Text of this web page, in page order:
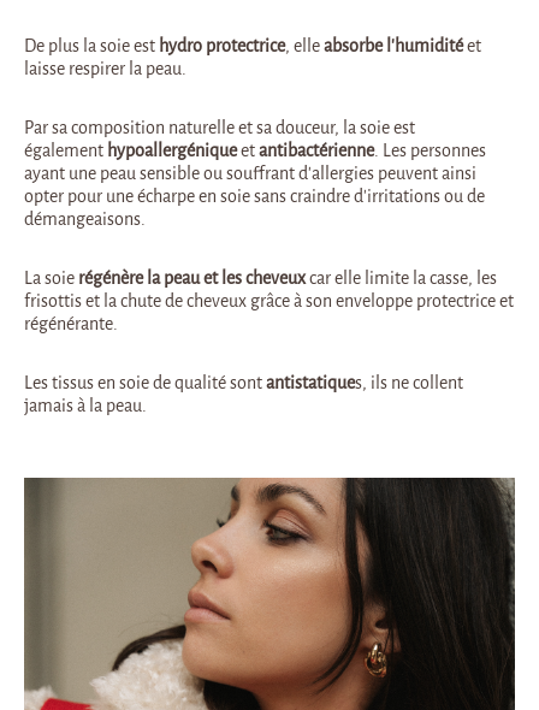
De plus la soie est hydro protectrice, elleabsorbe l’humiditéet
laisse respirer la peau.
Par sa composition naturelle et sa douceur, la soie est
également hypoallergéniqueetantibactérienne. Les personnes
ayant une peau sensible ou souffrant d’allergies peuvent ainsi
opter pour une écharpe en soie sans craindre d’irritations ou de
démangeaisons.
La soie régénère la peau et les cheveuxcar elle limite la casse, les
frisottis et la chute de cheveux grâce à son enveloppe protectrice et
régénérante.
Les tissus en soie de qualité sontantistatiques, ils ne collent
jamais à la peau.